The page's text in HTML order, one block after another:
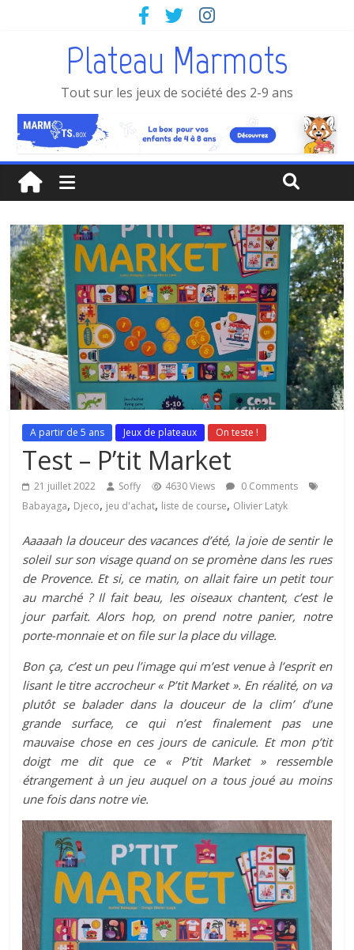
Plateau Marmots
Tout sur les jeux de société des 2-9 ans
A partir de 5 ans Jeux de plateaux On teste !
Test – P’tit Market
21 juillet 2022 Soffy 4630 Views
0 Comments
Babayaga, Djeco, jeu d'achat, liste de course, Olivier Latyk
Aaaaah la douceur des vacances d’été, la joie de sentir le
soleil sur son visage quand on se promène dans les rues
de Provence. Et si, ce matin, on allait faire un petit tour
au marché ? Il fait beau, les oiseaux chantent, c’est le
jour parfait. Alors hop, on prend notre panier, notre
porte-monnaie et on file sur la place du village.
Bon ça, c’est un peu l’image qui m’est venue à l’esprit en
lisant le titre accrocheur « P’tit Market ». En réalité, on va
plutôt se balader dans la douceur de la clim’ d’une
grande surface, ce qui n’est finalement pas une
mauvaise chose en ces jours de canicule. Et mon p’tit
doigt me dit que ce « P’tit Market » ressemble
étrangement à un jeu auquel on a tous joué au moins
une fois dans notre vie.